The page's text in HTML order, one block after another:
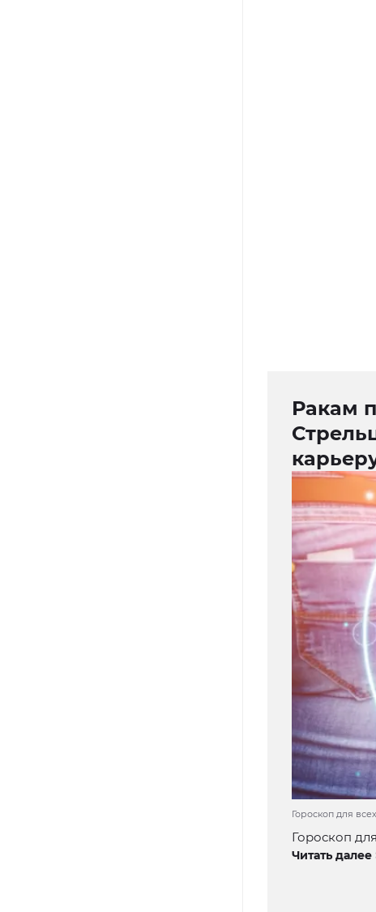
Ракам
Гороскоп для
Гороскоп
Читать далее